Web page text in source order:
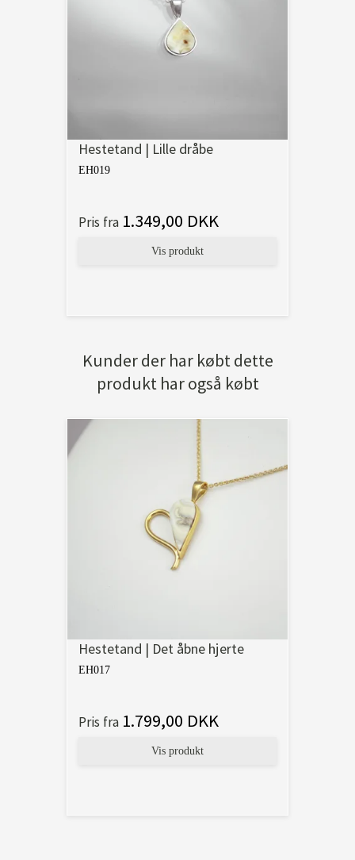
Hestetand | Lille dråbe
EH019
Pris fra 1.349,00 DKK
Vis produkt
Kunder der har købt dette
produkt har også købt
Hestetand | Det åbne hjerte
EH017
Pris fra 1.799,00 DKK
Vis produkt